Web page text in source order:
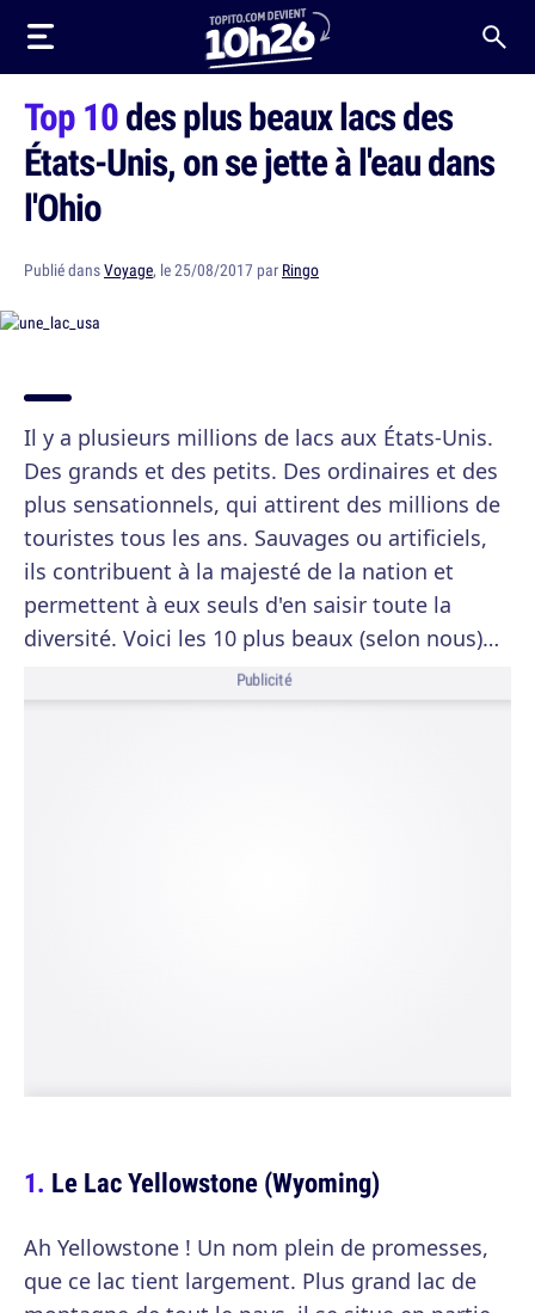
Top 10des plus beaux lacs des
États-Unis, on se jette à l'eau dans
l'Ohio
Publié dansVoyage, le 25/08/2017 par Ringo
Il y a plusieurs millions de lacs aux États-Unis.
Des grands et des petits. Des ordinaires et des
plus sensationnels, qui attirent des millions de
touristes tous les ans. Sauvages ou artificiels,
ils contribuent à la majesté de la nation et
permettent à eux seuls d'en saisir toute la
diversité. Voici les 10 plus beaux (selon nous)…
Publicité
Le Lac Yellowstone (Wyoming)
Ah Yellowstone ! Un nom plein de promesses,
que ce lac tient largement. Plus grand lac de